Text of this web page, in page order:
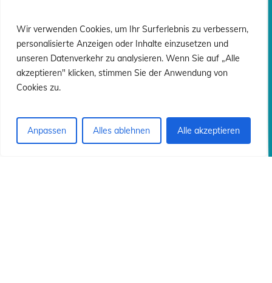
Wir verwenden Cookies, um Ihr Surferlebnis zu verbessern,
personalisierte Anzeigen oder Inhalte einzusetzen und
unseren Datenverkehr zu analysieren. Wenn Sie auf „Alle
akzeptieren" klicken, stimmen Sie der Anwendung von
Cookies zu.
Anpassen Alles ablehnen Alle akzeptieren